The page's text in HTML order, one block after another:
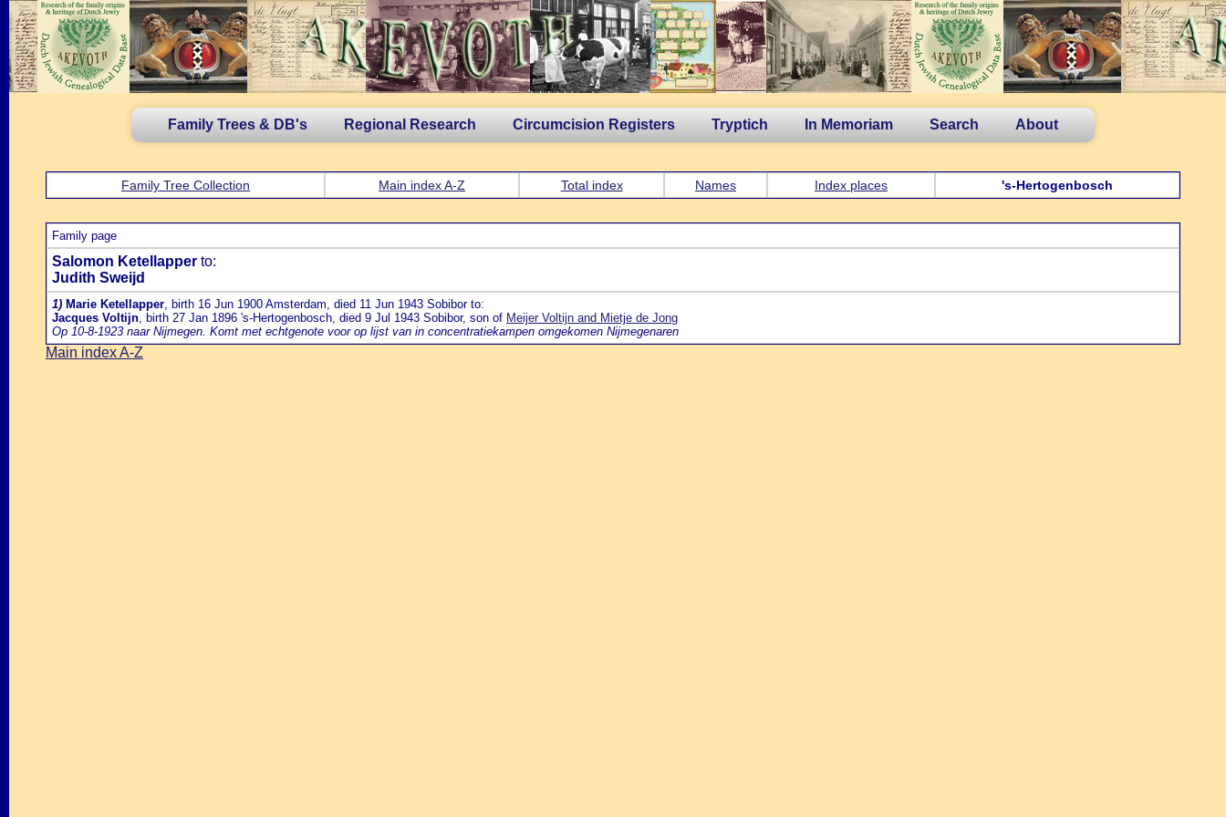
Family Trees & DB's Regional Research Circumcision Registers Tryptich In Memoriam Search About
Family Tree Collection Main index A-Z Total index Names Index places 's-Hertogenbosch
Family page
Salomon Ketellapper to:
Judith Sweijd
1) Marie Ketellapper, birth 16 Jun 1900 Amsterdam, died 11 Jun 1943 Sobibor to:
Jacques Voltijn, birth 27 Jan 1896 's-Hertogenbosch, died 9 Jul 1943 Sobibor, son of Meijer Voltijn and Mietje de Jong
Op 10-8-1923 naar Nijmegen. Komt met echtgenote voor op lijst van in concentratiekampen omgekomen Nijmegenaren
Main index A-Z